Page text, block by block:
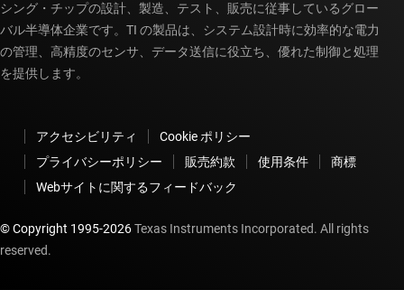
シング・チップの設計、製造、テスト、販売に従事しているグロー
バル半導体企業です。TI の製品は、システム設計時に効率的な電力
の管理、高精度のセンサ、データ送信に役立ち、優れた制御と処理
を提供します。
アクセシビリティ
Cookie ポリシー
プライバシーポリシー
販売約款 使用条件
商標
Webサイトに関するフィードバック
© Copyright 1995-2026Texas Instruments Incorporated. All rights
reserved.